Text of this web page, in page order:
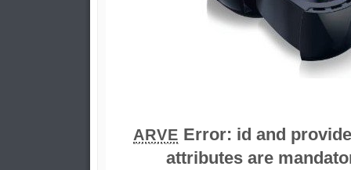
ARVE Error: id and
attributes are